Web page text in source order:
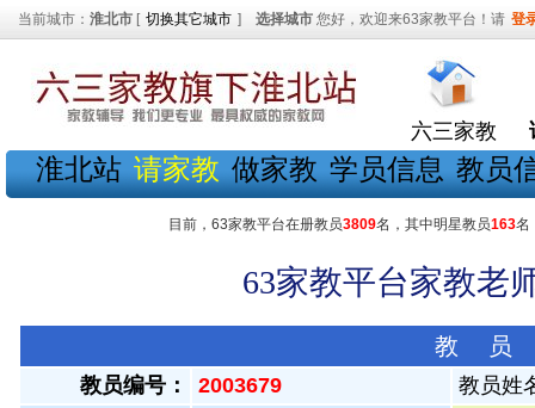
当前城市： 淮北市 [ 切换其它城市 ] 选择城市 您好，欢迎来63家教平台！请 登
六三家教
淮北站 请家教 做家教 学员信息 教员
目前，63家教平台在册教员3809名，其中明星教员163名
63家教平台家教老
教 员
教员编号： 2003679 教员姓